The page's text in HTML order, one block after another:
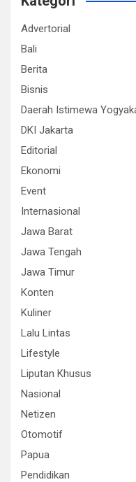
Advertorial
Bali
Berita
Bisnis
Daerah Istimewa
DKI Jakarta
Editorial
Ekonomi
Event
Internasional
Jawa Barat
Jawa Tengah
Jawa Timur
Konten
Kuliner
Lalu Lintas
Lifestyle
Liputan Khusus
Nasional
Netizen
Otomotif
Papua
Pendidikan